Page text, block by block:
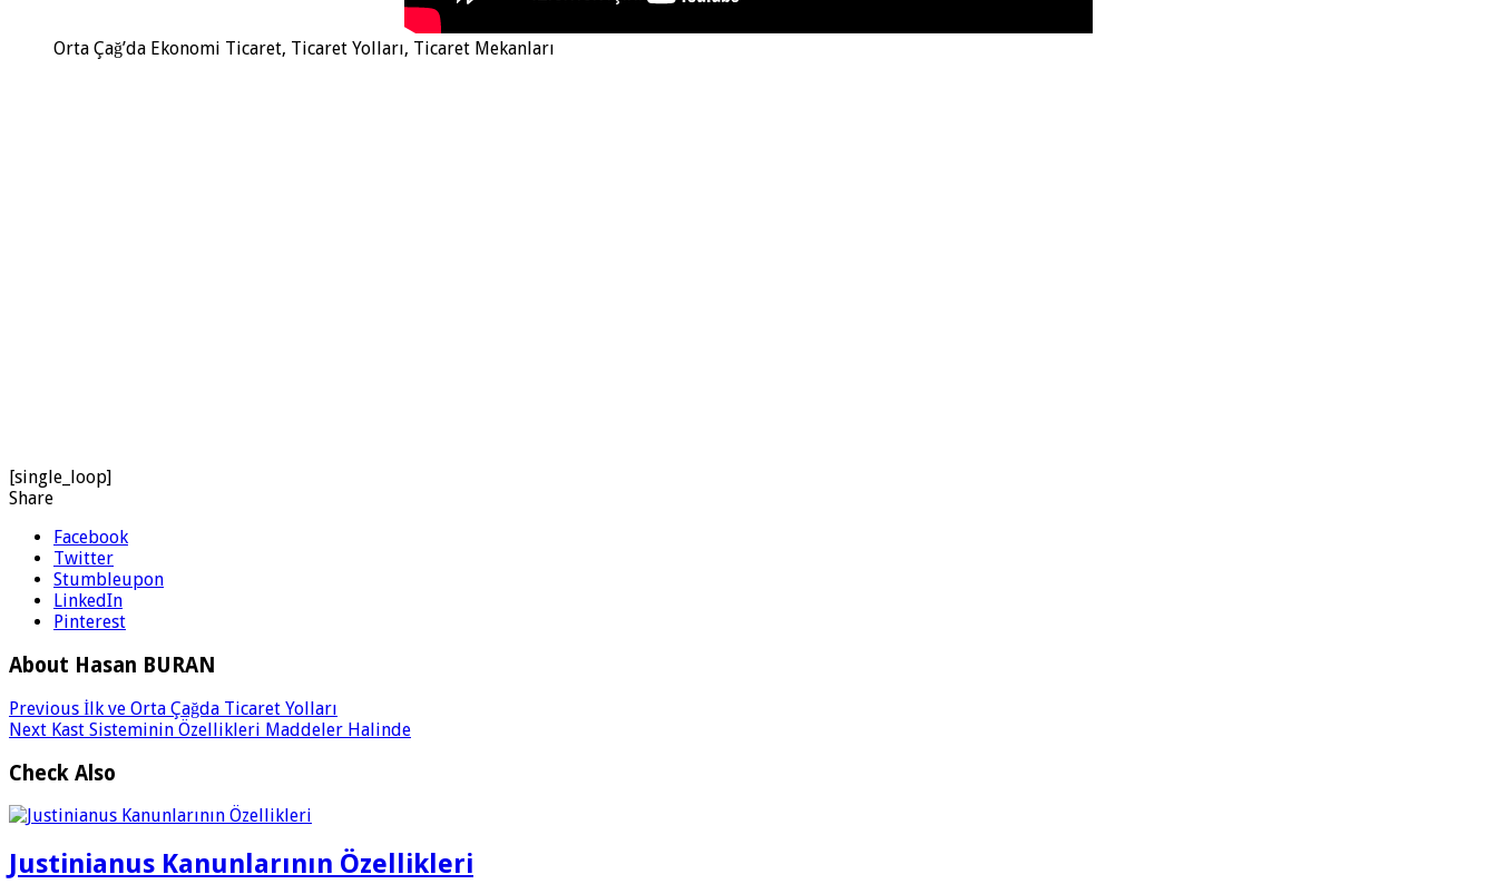
Orta Çağ’da Ekonomi Ticaret, Ticaret Yolları, Ticaret Mekanları
[single_loop]
Share
Facebook
Twitter
Stumbleupon
LinkedIn
Pinterest
About Hasan BURAN
Previous İlk ve Orta Çağda Ticaret Yolları
Next Kast Sisteminin Özellikleri Maddeler Halinde
Check Also
Justinianus Kanunlarının Özellikleri